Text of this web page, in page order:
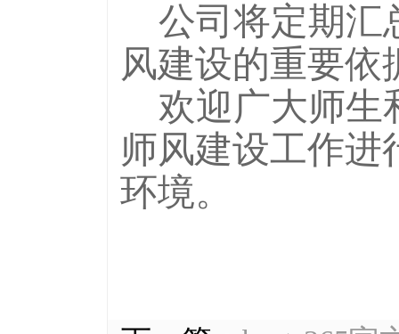
公司将定期汇
风建设的重要依
欢迎广大师生
师风建设工作进
环境。